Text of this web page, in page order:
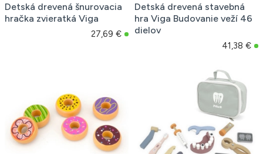
Detská drevená šnurovacia
hračka zvieratká Viga
27,69 €
Detská drevená stavebná
hra Viga Budovanie veží 46
dielov
41,38 €